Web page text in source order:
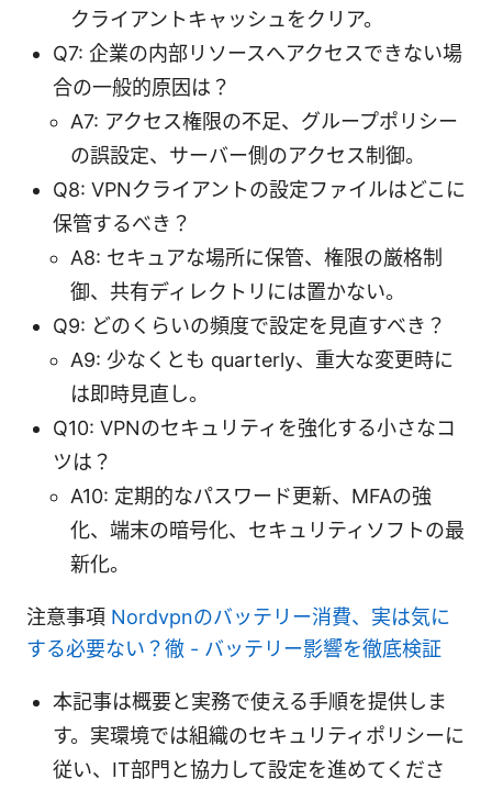
クライアントキャッシュをクリア。
Q7: 企業の内部リソースへアクセスできない場
合の一般的原因は？
A7: アクセス権限の不足、グループポリシー
の誤設定、サーバー側のアクセス制御。
Q8: VPNクライアントの設定ファイルはどこに
保管するべき？
A8: セキュアな場所に保管、権限の厳格制
御、共有ディレクトリには置かない。
Q9: どのくらいの頻度で設定を見直すべき？
A9: 少なくとも quarterly、重大な変更時に
は即時見直し。
Q10: VPNのセキュリティを強化する小さなコ
ツは？
A10: 定期的なパスワード更新、MFAの強
化、端末の暗号化、セキュリティソフトの最
新化。
注意事項 Nordvpnのバッテリー消費、実は気に
する必要ない？徹 - バッテリー影響を徹底検証
本記事は概要と実務で使える手順を提供しま
す。実環境では組織のセキュリティポリシーに
従い、IT部門と協力して設定を進めてくださ